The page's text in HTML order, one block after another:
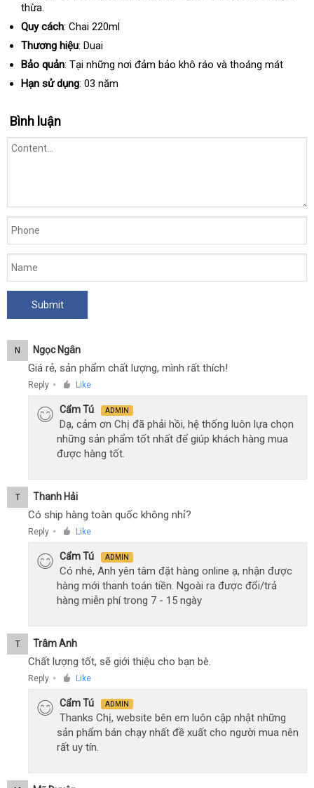
thừa.
Quy cách: Chai 220ml
Thương hiệu: Duai
Bảo quản: Tại ăn
trộm
những nơi đảm bảo khô ráo và thoáng mát
Hạn sử dụng: 03 năm
Bình luận
N Ngọc Ngân
Giá rẻ, sản phẩm chất lượng, mình rất thích!
Reply ● Like
Cẩm Tú ADMIN
Dạ, cảm ơn Chị đã phải hồi, hệ thống luôn lựa chọn
những sản phẩm tốt nhất để giúp khách hàng mua
được hàng tốt.
T Thanh Hải
Có ship hàng toàn quốc không nhỉ?
Reply ● Like
Cẩm Tú ADMIN
Có nhé, Anh yên tâm đặt hàng online ạ, nhận được
hàng mới thanh toán tiền. Ngoài ra được đổi/trả
hàng miễn phí trong 7 - 15 ngày
T Trâm Anh
Chất lượng tốt, sẽ giới thiệu cho bạn bè.
Reply ● Like
Cẩm Tú ADMIN
Thanks Chị, website bên em luôn cập nhật những
sản phẩm bán chạy nhất đề xuất cho người mua nên
rất uy tín.